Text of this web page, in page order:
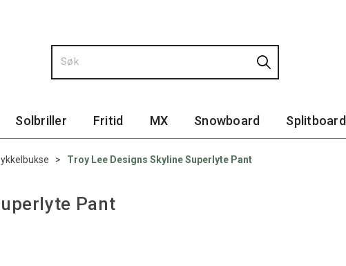
Solbriller Fritid MX Snowboard Splitboard
> Troy Lee Designs Skyline Superlyte Pant
Pant